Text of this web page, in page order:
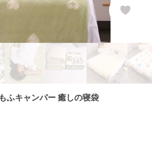
ふキャンパー 癒しの寝袋